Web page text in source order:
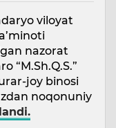
viloyat
nazorat
“M.Sh.Q.S.”
joy binosi
noqonuniy